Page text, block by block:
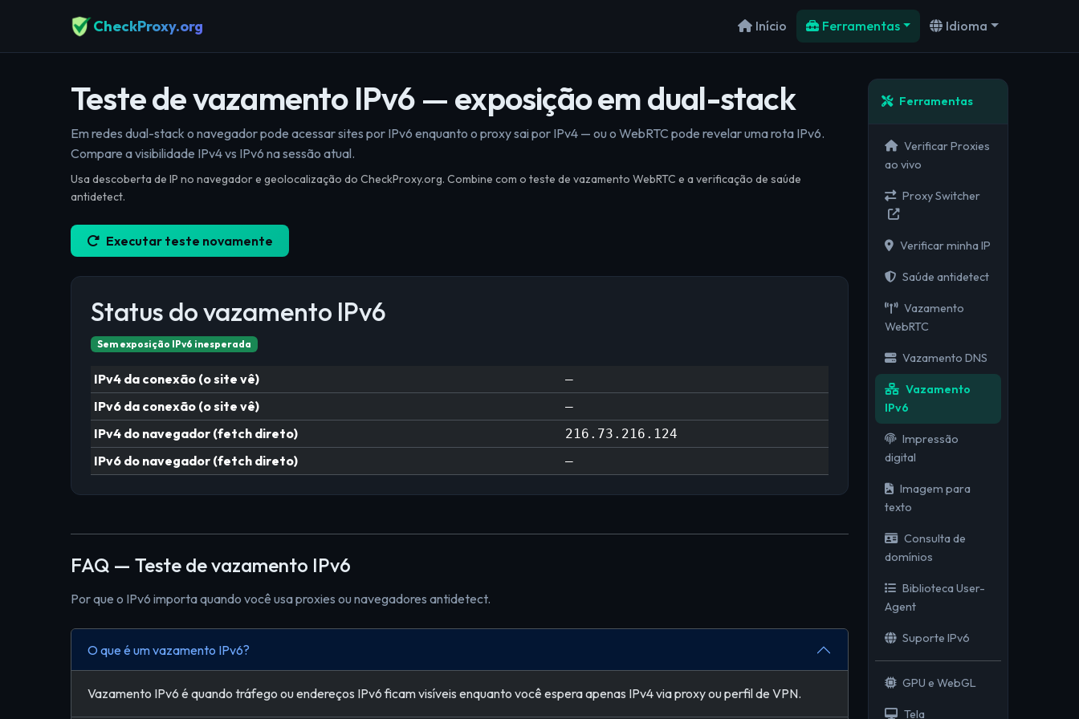
CheckProxy.org Início Ferramentas Idioma
Teste de vazamento IPv6 — exposição em dual-stack
Em redes dual-stack o navegador pode acessar sites por IPv6 enquanto o proxy sai por IPv4 — ou o WebRTC pode revelar uma rota IPv6.
Compare a visibilidade IPv4 vs IPv6 na sessão atual.
Usa descoberta de IP no navegador e geolocalização do CheckProxy.org. Combine com o teste de vazamento WebRTC e a verificação de saúde
antidetect.
Executar teste novamente
Status do vazamento IPv6
Sem exposição IPv6 inesperada
IPv4 da conexão (o site vê) —
IPv6 da conexão (o site vê) —
IPv4 do navegador (fetch direto) 216.73.216.124
IPv6 do navegador (fetch direto) —
FAQ — Teste de vazamento IPv6
Por que o IPv6 importa quando você usa proxies ou navegadores antidetect.
O que é um vazamento IPv6?
Vazamento IPv6 é quando tráfego ou endereços IPv6 ficam visíveis enquanto você espera apenas IPv4 via proxy ou perfil de VPN.
Ferramentas
Verificar Proxies
ao vivo
Proxy Switcher
Verificar minha IP
Saúde antidetect
Vazamento
WebRTC
Vazamento DNS
Vazamento
IPv6
Impressão
digital
Imagem para
texto
Consulta de
domínios
Biblioteca User-
Agent
Suporte IPv6
GPU e WebGL
Tela